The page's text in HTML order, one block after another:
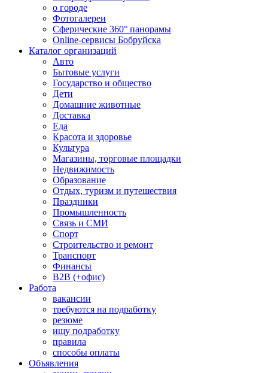
о городе
Фотогалереи
Сферические 360° панорамы
Online-сервисы Бобруйска
Каталог организаций
Авто
Бытовые услуги
Государство и общество
Дети
Домашние животные
Доставка
Еда
Красота и здоровье
Культура
Магазины, торговые площадки
Недвижимость
Образование
Отдых, туризм и путешествия
Праздники
Промышленность
Связь и СМИ
Спорт
Строительство и ремонт
Транспорт
Финансы
B2B (+офис)
Работа
вакансии
требуются на подработку
резюме
ищу подработку
правила
способы оплаты
Объявления